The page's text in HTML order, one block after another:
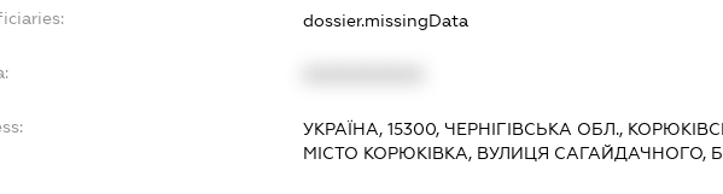
dossier.missingData
УКРАЇНА, 15300, ЧЕРНІГІВСЬКА ОБЛ.,
МІСТО КОРЮКІВКА, ВУЛИЦЯ САГАЙДАЧНОГО,